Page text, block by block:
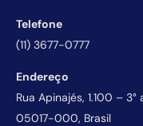
Telefone
(11) 3677-0777
Endereço
Rua Apinajés, 1.100 –
05017-000, Brasil